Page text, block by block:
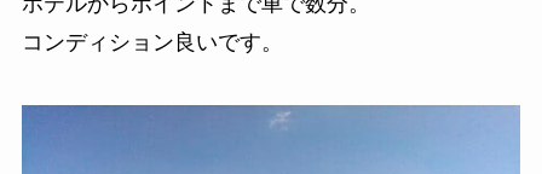
コンディション良いです。